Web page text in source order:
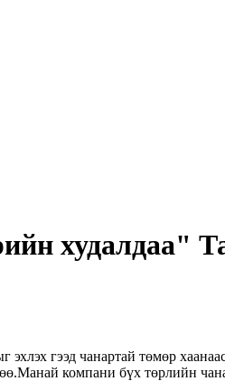
худалдаа"
гээд чанартай төмөр
компани бүх төрлийн